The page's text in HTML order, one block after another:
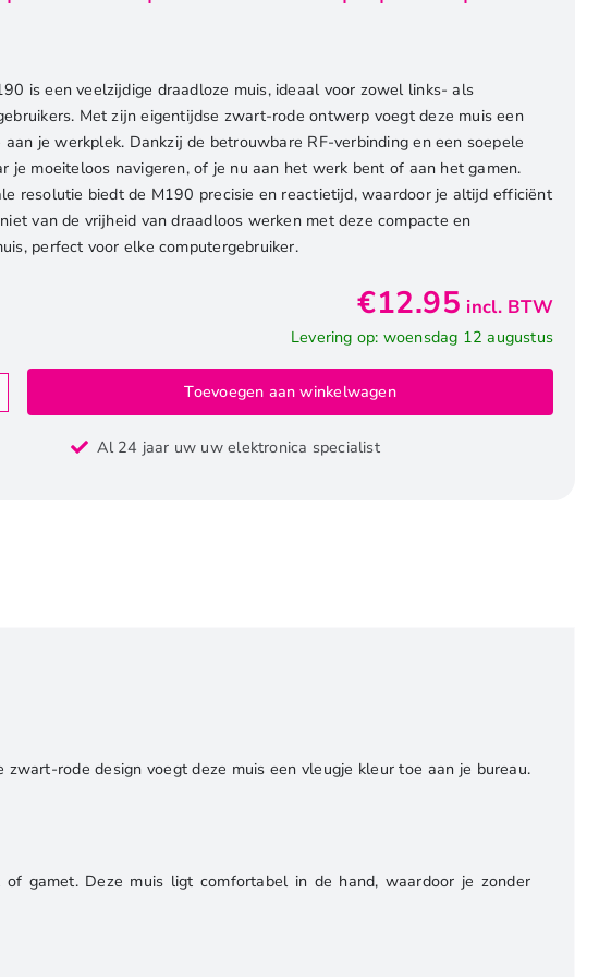
is een veelzijdige draadloze muis, ideaal voor zowel links- als
Met zijn eigentijdse zwart-rode ontwerp voegt deze muis een
je werkplek. Dankzij de betrouwbare RF-verbinding en een soepele
je moeiteloos navigeren, of je nu aan het werk bent of aan het gamen.
resolutie biedt de M190 precisie en reactietijd, waardoor je altijd efficiënt
van de vrijheid van draadloos werken met deze compacte en
perfect voor elke computergebruiker.
€12.95 incl. BTW
Levering op: woensdag 12 augustus
Toevoegen aan winkelwagen
Al 24 jaar uw uw elektronica specialist
rode design voegt deze muis een vleugje kleur toe aan je bureau.
gamet. Deze muis ligt comfortabel in de hand, waardoor je zonder